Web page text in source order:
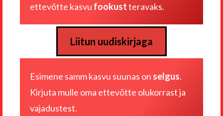
ettevõtte kasvu fookustteravaks.
Liitun uudiskirjaga
Esimene samm kasvu suunas on selgus.
Kirjuta mulle oma ettevõtte olukorrast ja
vajadustest.